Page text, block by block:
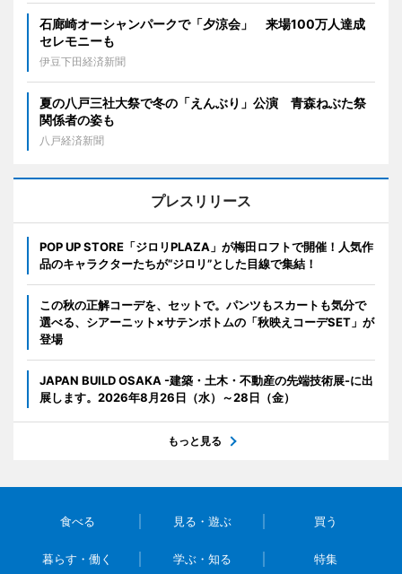
石廊崎オーシャンパークで「夕涼会」 来場100万人達成
セレモニーも
伊豆下田経済新聞
夏の八戸三社大祭で冬の「えんぶり」公演 青森ねぶた祭
関係者の姿も
八戸経済新聞
プレスリリース
POP UP STORE「ジロリPLAZA」が梅田ロフトで開催！人気作
品のキャラクターたちが“ジロリ”とした目線で集結！
この秋の正解コーデを、セットで。パンツもスカートも気分で
選べる、シアーニット×サテンボトムの「秋映えコーデSET」が
登場
JAPAN BUILD OSAKA -建築・土木・不動産の先端技術展-に出
展します。2026年8月26日（水）～28日（金）
もっと見る
食べる 見る・遊ぶ 買う
暮らす・働く 学ぶ・知る 特集